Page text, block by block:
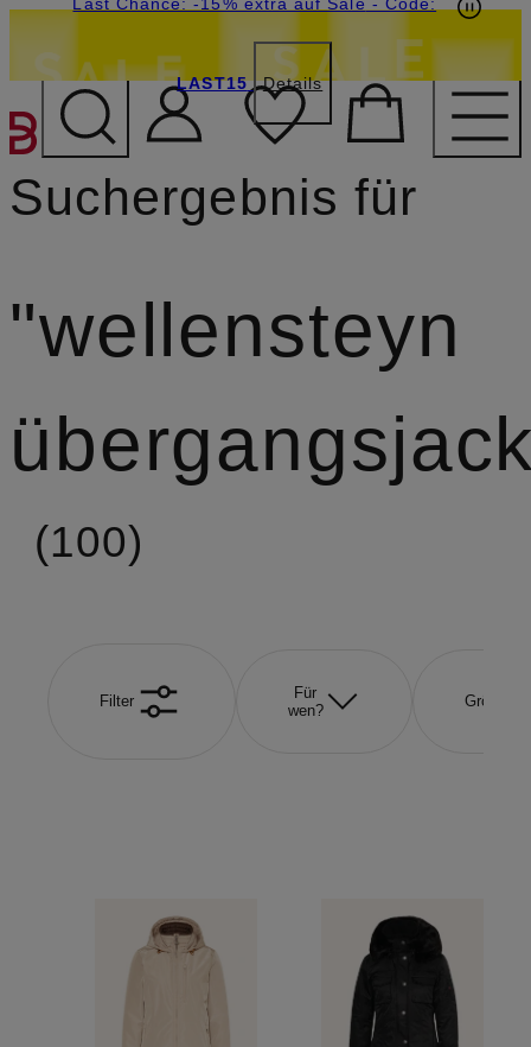
ZUM HAUPTINHALT
LAST15 Details
Suchergebnis für
wellensteyn
100
Filter
Für
wen?
Größe